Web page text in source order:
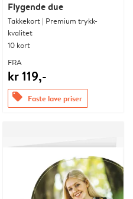
Flygende due
Takkekort | Premium trykk-
kvalitet
10 kort
FRA
kr 119,-
offers Faste lave priser